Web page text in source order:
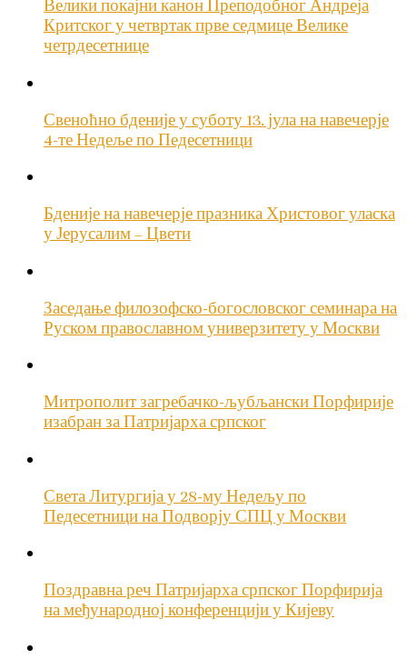
Велики покајни канон Преподобног Андреја
Критског у четвртак прве седмице Велике
четрдесетнице
Свеноћно бденије у суботу 13. јула на навечерје
4-те Недеље по Педесетници
Бденије на навечерје празника Христовог уласка
у Јерусалим – Цвети
Заседање филозофско-богословског семинара на
Руском православном универзитету у Москви
Митрополит загребачко-љубљански Порфирије
изабран за Патријарха српског
Света Литургија у 28-му Недељу по
Педесетници на Подворју СПЦ у Москви
Поздравна реч Патријарха српског Порфирија
на међународној конференцији у Кијеву